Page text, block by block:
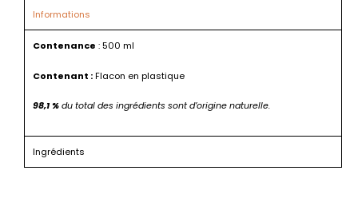
Informations
Contenance : 500 ml
Contenant :Flacon en plastique
98,1 %du total des ingrédients sont d’origine naturelle.
Ingrédients